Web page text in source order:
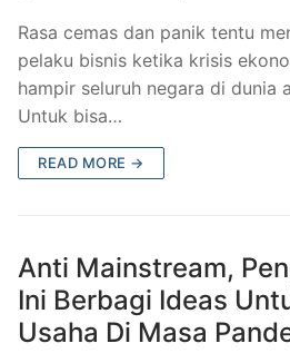
Rasa cemas dan panik tentu
pelaku bisnis ketika krisis
hampir seluruh negara di dunia
Untuk bisa…
READ MORE →
Anti Mainstream,
Ini Berbagi Ideas
Usaha Di Masa